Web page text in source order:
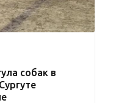
собак в